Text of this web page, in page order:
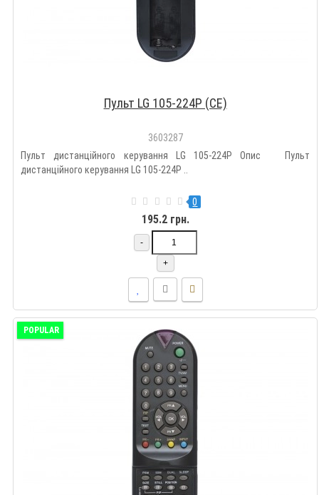
Пульт LG 105-224P (CE)
3603287
Пульт дистанційного керування LG 105-224P Опис Пульт
дистанційного керування LG 105-224P ..
0
195.2 грн.
-
+
POPULAR